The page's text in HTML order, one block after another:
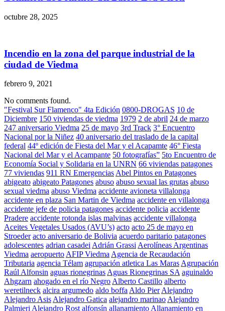
octubre 28, 2025
Incendio en la zona del parque industrial de la
ciudad de Viedma
febrero 9, 2021
No comments found.
"Festival Sur Flamenco" 4ta Edición 0800-DROGAS 10 de
Diciembre 150 viviendas de viedma 1979 2 de abril 24 de marzo
247 aniversario Viedma 25 de mayo 3rd Track 3° Encuentro
Nacional por la Niñez 40 aniversario del traslado de la capital
federal 44º edición de Fiesta del Mar y el Acapamte 46° Fiesta
Nacional del Mar y el Acampante 50 fotografías” 5to Encuentro de
Economía Social y Solidaria en la UNRN 66 viviendas patagones
77 viviendas 911 RN EmergenciasAbel Pintos en Patagones
abigeato abigeato Patagones abuso abuso sexual las grutas abuso
sexual viedma abuso Viedma accidente avioneta villalonga
accidente en plaza San Martin de Viedma accidente en villalonga
accidente jefe de policia patagones accidente policia accidente
Pradere accidente rotonda islas malvinas accidente villalonga
Aceites Vegetales Usados (AVU’s) acto acto 25 de mayo en
Stroeder acto aniversario de Bolivia acuerdo paritario patagones
adolescentes adrian casadeiAdrián GrassiAerolíneas Argentinas
Viedma aeropuertoAFIP ViedmaAgencia de Recaudación
Tributaria agencia Télam agrupación atletica Las MarasAgrupación
Raúl Alfonsin aguas rionegrinasAguas Rionegrinas SA aguinaldo
Ahgzarn ahogado en el río NegroAlberto Castillo alberto
weretilneck alcira argumedo aldo boffaAldo PierAlejandro
Alejandro AsisAlejandro Gatica alejandro marinaoAlejandro
PalmieriAlejandro Rost alfonsín allanamientoAllanamiento en